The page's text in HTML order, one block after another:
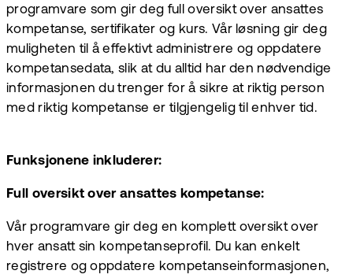
programvare som gir deg full oversikt over ansattes
kompetanse, sertifikater og kurs. Vår løsning gir deg
muligheten til å effektivt administrere og oppdatere
kompetansedata, slik at du alltid har den nødvendige
informasjonen du trenger for å sikre at riktig person
med riktig kompetanse er tilgjengelig til enhver tid.
Funksjonene inkluderer:
Full oversikt over ansattes kompetanse:
Vår programvare gir deg en komplett oversikt over
hver ansatt sin kompetanseprofil. Du kan enkelt
registrere og oppdatere kompetanseinformasjonen,